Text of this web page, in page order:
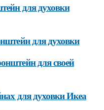
для духовки
для духовки
для своей
для духовки Икеа